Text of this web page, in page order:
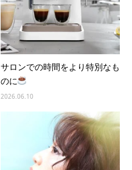
サロンでの時間をより特別なも
のに
2026.06.10